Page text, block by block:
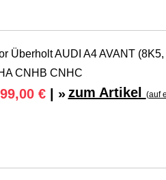
Überholt AUDI A4 AVANT
CNHB CNHC
€| » zum Artikel (auf